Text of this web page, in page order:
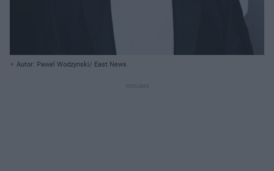
Autor: Pawel Wodzynski/ East News